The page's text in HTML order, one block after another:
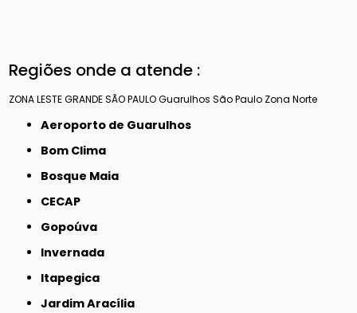
Regiões onde a atende :
ZONA LESTEGRANDE SÃO PAULOGuarulhos São Paulo Zona Norte
Aeroporto de Guarulhos
Bom Clima
Bosque Maia
CECAP
Gopoúva
Invernada
Itapegica
Jardim Aracília